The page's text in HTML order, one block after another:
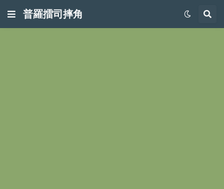
普羅擂司摔角